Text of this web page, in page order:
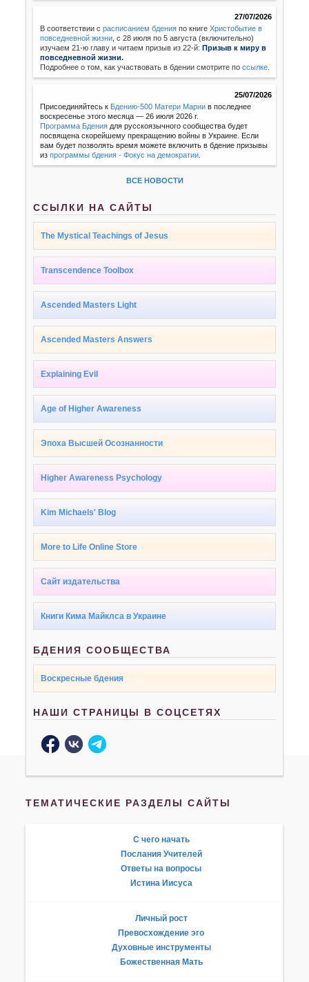
27/07/2026
В соответствии с расписанием бдения по книгеХристобытие в
повседневной жизни с 28 июля по 5 августа (включительно)
изучаем 21-ю главу и читаем призыв из 22-й:Призыв к миру в
повседневной жизни.
Подробнее о том, как участвовать в бдении смотрите поссылке
25/07/2026
Присоединяйтесь к Бдению-500 Матери Марии в последнее
воскресенье этого месяца — 26 июля 2026 г.
Программа Бдения для русскоязычного сообщества будет
посвящена скорейшему прекращению войны в Украине. Если
вам будет позволять время можете включить в бдение призывы
изпрограммы бдения - Фокус на демократии
ВСЕ НОВОСТИ
ССЫЛКИ НА САЙТЫ
The Mystical Teachings of Jesus
Transcendence Toolbox
Ascended Masters Light
Ascended Masters Answers
Explaining Evil
Age of Higher Awareness
Эпоха Высшей Осознанности
Higher Awareness Psychology
Kim Michaels' Blog
More to Life Online Store
Сайт издательства
Книги Кима Майклса в Украине
БДЕНИЯ СООБЩЕСТВА
Воскресные бдения
НАШИ СТРАНИЦЫ В СОЦСЕТЯХ
ТЕМАТИЧЕСКИЕ РАЗДЕЛЫ САЙТЫ
С чего начать
Послания Учителей
Ответы на вопросы
Истина Иисуса
Личный рост
Превосхождение эго
Духовные инструменты
Божественная Мать